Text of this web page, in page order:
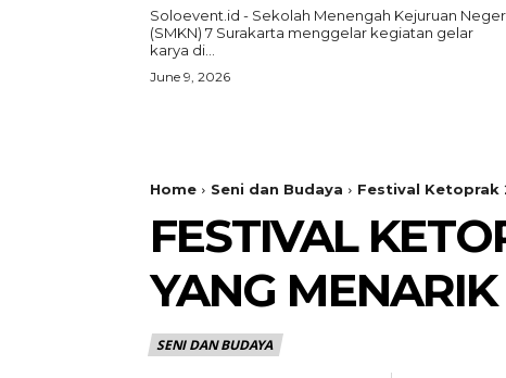
Soloevent.id - Sekolah Menengah Kejuruan
(SMKN) 7 Surakarta menggelar kegiatan gelar
karya di...
June 9, 2026